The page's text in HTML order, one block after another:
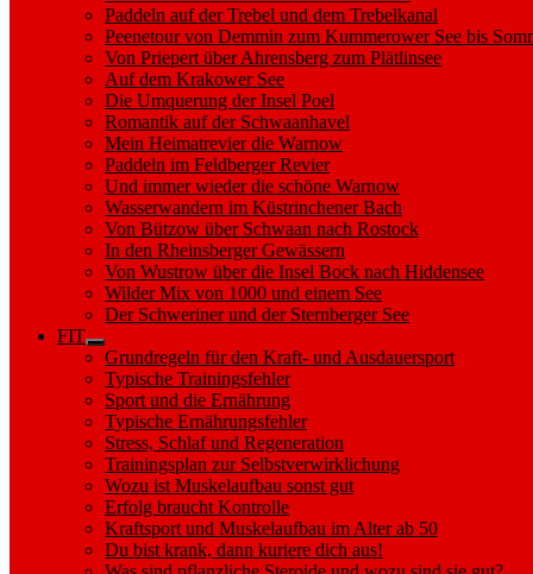
Paddeln auf der Trebel und dem Trebelkanal
Peenetour von Demmin zum Kummerower See bis
Von Priepert über Ahrensberg zum Plätlinsee
Auf dem Krakower See
Die Umquerung der Insel Poel
Romantik auf der Schwaanhavel
Mein Heimatrevier die Warnow
Paddeln im Feldberger Revier
Und immer wieder die schöne Warnow
Wasserwandern im Küstrinchener Bach
Von Bützow über Schwaan nach Rostock
In den Rheinsberger Gewässern
Von Wustrow über die Insel Bock nach Hiddensee
Wilder Mix von 1000 und einem See
Der Schweriner und der Sternberger See
FIT
Show
sub
menu
Grundregeln für den Kraft- und Ausdauersport
Typische Trainingsfehler
Sport und die Ernährung
Typische Ernährungsfehler
Stress, Schlaf und Regeneration
Trainingsplan zur Selbstverwirklichung
Wozu ist Muskelaufbau sonst gut
Erfolg braucht Kontrolle
Kraftsport und Muskelaufbau im Alter ab 50
Du bist krank, dann kuriere dich aus!